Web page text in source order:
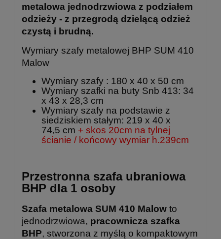
metalowa jednodrzwiowa z podziałem
odzieży - z przegrodą dzielącą odzież
czystą i brudną.
Wymiary szafy metalowej BHP SUM 410
Malow
Wymiary szafy : 180 x 40 x 50 cm
Wymiary szafki na buty Snb 413: 34
x 43 x 28,3 cm
Wymiary szafy na podstawie z
siedziskiem stałym: 219 x 40 x
74,5 cm + skos 20cm na tylnej
ścianie / końcowy wymiar h.239cm
Przestronna szafa ubraniowa
BHP dla 1 osoby
Szafa metalowa SUM 410 Malow to
jednodrzwiowa, pracownicza szafka
BHP, stworzona z myślą o kompaktowym